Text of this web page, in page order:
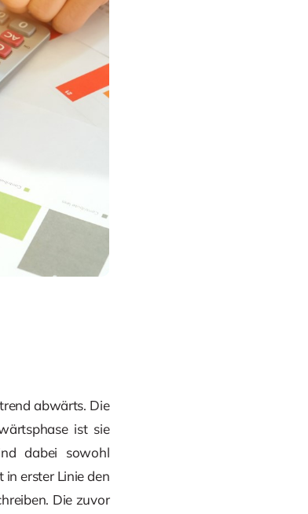
abwärts. Die
ist sie
dabei sowohl
in erster Linie den
Die zuvor